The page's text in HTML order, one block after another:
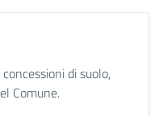
di suolo,
Comune.